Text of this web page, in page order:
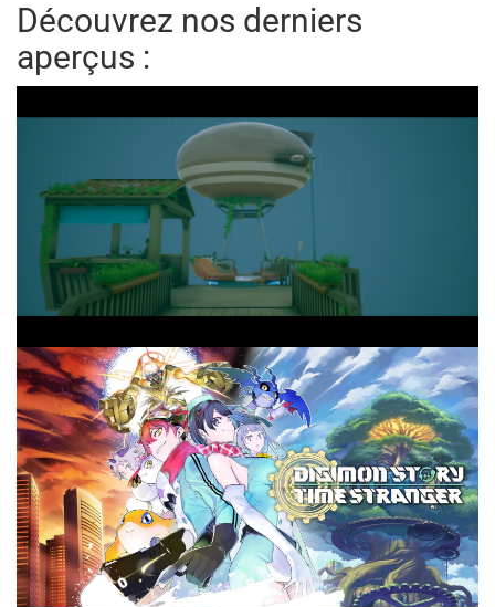
Découvrez nos derniers
aperçus :